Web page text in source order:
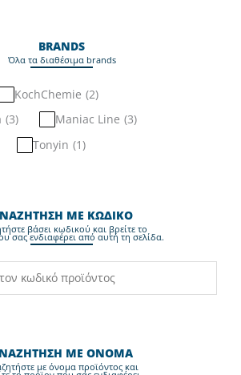
BRANDS
Όλα τα διαθέσιμα brands
KochChemie (2)
(3) Maniac Line (3)
Tonyin (1)
ΜΕ ΚΩΔΙΚΟ
βάσει κωδικού και βρείτε το
σας ενδιαφέρει από αυτή τη σελίδα.
ΜΕ ΟΝΟΜΑ
με όνομα προϊόντος και